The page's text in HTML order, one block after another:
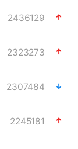
2436129
2323273
2307484
2245181